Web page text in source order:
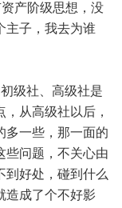
产阶级思想，没
主子，我去为谁
级社、高级社是
从高级社以后，
多一些，那一面的
些问题，不关心由
到好处，碰到什么
造成了个不好影